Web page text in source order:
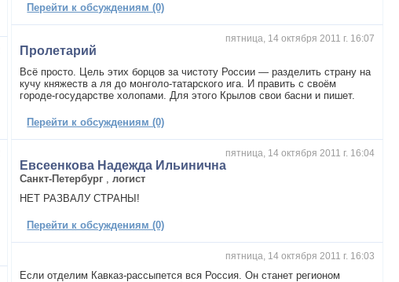
Перейти к обсуждениям (0)
пятница, 14 октября 2011 г. 16:07
Пролетарий
Всё просто. Цель этих борцов за чистоту России — разделить страну на
кучу княжеств а ля до монголо-татарского ига. И править с своём
городе-государстве холопами. Для этого Крылов свои басни и пишет.
Перейти к обсуждениям (0)
пятница, 14 октября 2011 г. 16:04
Евсеенкова Надежда Ильинична
Санкт-Петербург ,логист
НЕТ РАЗВАЛУ СТРАНЫ!
Перейти к обсуждениям (0)
пятница, 14 октября 2011 г. 16:03
Если отделим Кавказ-рассыпется вся Россия. Он станет регионом